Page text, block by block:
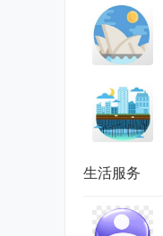
生活服务